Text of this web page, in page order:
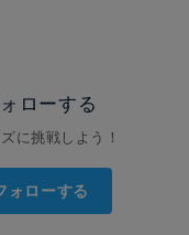
ローする
に挑戦しよう！
ォローする